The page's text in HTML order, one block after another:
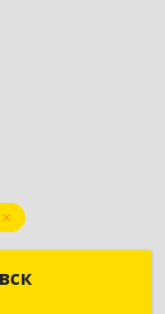
Ижевск